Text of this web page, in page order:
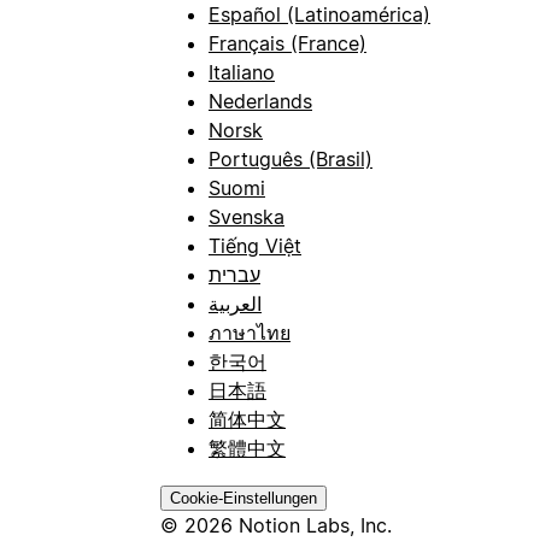
Español (Latinoamérica)
Français (France)
Italiano
Nederlands
Norsk
Português (Brasil)
Suomi
Svenska
Tiếng Việt
עברית
العربية
ภาษาไทย
한국어
日本語
简体中文
繁體中文
Cookie-Einstellungen
© 2026 Notion Labs, Inc.